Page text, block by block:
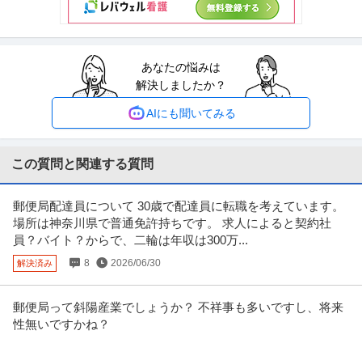
どに応じ、当該求人をビズリ…続きを見る
法人営業 ／ 「障がい者採用の人材紹介コンサルタント」未経験O
K／就労移行支援経験者・障がい者採用経験者歓迎
年収800万円〜1,000万円
などに応じ、当該求人をビズ…続きを見る
事業企画・事業統括 ／ 「障がい者雇用×社会課題解決」急成長ベ
ンチャーの福祉サービス営業・運営統括／事業責任者候補／IPO準
備企業
株式会社開盛
土日休み 職場内禁煙
年収800万円〜900万円
【職種】経営＞事業企画・事業統括 【業種】サービス＞福祉・介護 ※会員属
性などに応じ、当該求人をビ
…続きを見る
あなたの悩みは
解決しましたか？
AIにも聞いてみる
この質問と関連する質問
郵便局配達員について 30歳で配達員に転職を考えています。
場所は神奈川県で普通免許持ちです。 求人によると契約社
員？バイト？からで、二輪は年収は300万...
解決済み 8 2026/06/30
郵便局って斜陽産業でしょうか？ 不祥事も多いですし、将来
性無いですかね？